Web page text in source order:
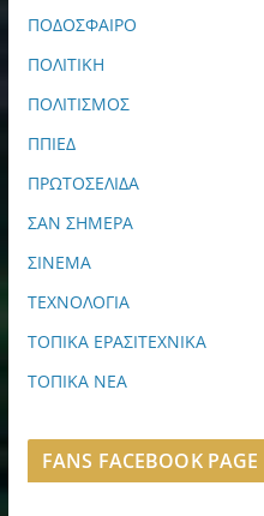
ΠΟΔΟΣΦΑΙΡΟ
ΠΟΛΙΤΙΚΗ
ΠΟΛΙΤΙΣΜΟΣ
ΠΠΙΕΔ
ΠΡΩΤΟΣΕΛΙΔΑ
ΣΑΝ ΣΗΜΕΡΑ
ΣΙΝΕΜΑ
ΤΕΧΝΟΛΟΓΙΑ
ΤΟΠΙΚΑ ΕΡΑΣΙΤΕΧΝΙΚΑ
ΤΟΠΙΚΑ ΝΕΑ
FANS FACEBOOK PAGE